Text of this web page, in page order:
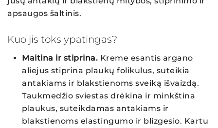
apsaugos šaltinis.
Kuo jis toks ypatingas?
Maitina ir stiprina. Kreme esantis argano
aliejus stiprina plaukų folikulus, suteikia
antakiams ir blakstienoms sveiką išvaizdą.
Taukmedžio sviestas drėkina ir minkština
plaukus, suteikdamas antakiams ir
blakstienoms elastingumo ir blizgesio. Kartu